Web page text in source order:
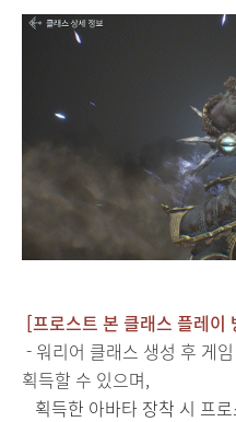
[프로스트 본 클래스 플레이
- 워리어 클래스 생성 후 게
획득할 수 있으며,
획득한 아바타 장착 시 프